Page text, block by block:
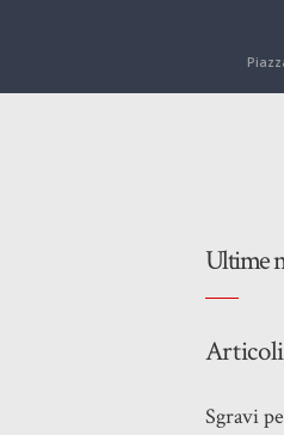
Ultime
Sgravi